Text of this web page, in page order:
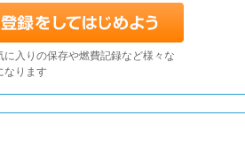
に入りの保存や燃費記録など様々な
なります